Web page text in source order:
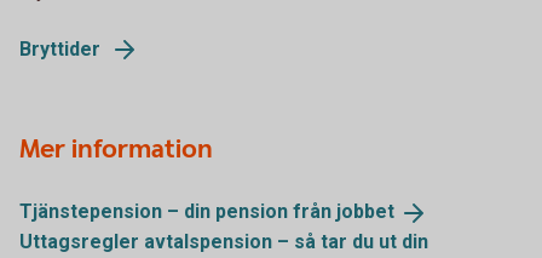
Bryttider
Mer information
Tjänstepension – din pension från jobbet
Uttagsregler avtalspension – så tar du ut din